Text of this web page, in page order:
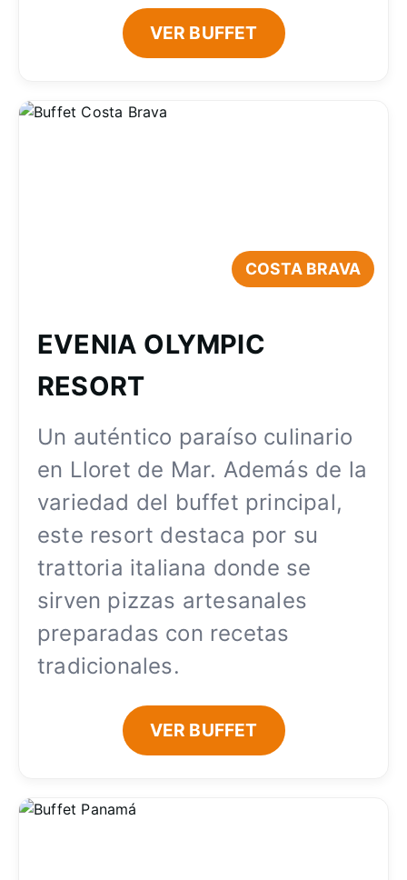
VER BUFFET
COSTA BRAVA
EVENIA OLYMPIC
RESORT
Un auténtico paraíso culinario
en Lloret de Mar. Además de la
variedad del buffet principal,
este resort destaca por su
trattoria italiana donde se
sirven pizzas artesanales
preparadas con recetas
tradicionales.
VER BUFFET